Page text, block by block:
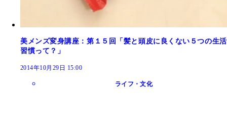
美メンズ変身講座：第１５回「髪と頭皮に良くない５つの生活
習慣って？」
2014年10月29日 15:00
ライフ・文化